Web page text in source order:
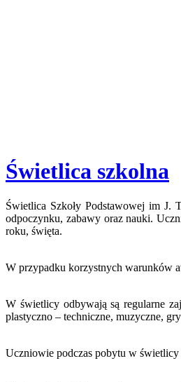
Świetlica szkolna
Świetlica Szkoły Podstawowej im J.
odpoczynku, zabawy oraz nauki.
roku, święta.
W przypadku korzystnych warunków
W świetlicy odbywają są regularne
plastyczno – techniczne, muzyczne,
Uczniowie podczas pobytu w